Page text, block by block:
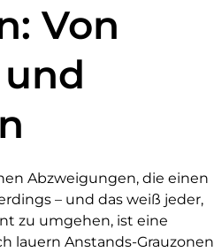
Von
Abzweigungen, die einen
– und das weiß jeder,
zu umgehen, ist eine
lauern Anstands-Grauzonen